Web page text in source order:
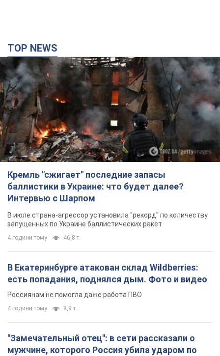
TOP NEWS
Кремль "сжигает" последние запасы
баллистики в Украине: что будет далее?
Интервью с Шарпом
В июле страна-агрессор установила "рекорд" по количеству
запущенных по Украине баллистических ракет
4 години тому 46,8 т.
В Екатеринбурге атакован склад Wildberries:
есть попадания, поднялся дым. Фото и видео
Россиянам не помогла даже работа ПВО
4 години тому 8,9 т.
"Замечательный отец": в сети рассказали о
мужчине, которого Россия убила ударом по